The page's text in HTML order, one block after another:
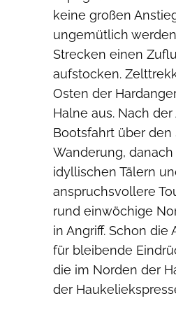
keine großen
ungemütlich
Strecken einen
aufstocken.
Osten der
Halne aus. Nach
Bootsfahrt über
Wanderung,
idyllischen Tälern
anspruchsvollere
rund einwöchige
in Angriff. Schon
für bleibende
die im Norden der
der